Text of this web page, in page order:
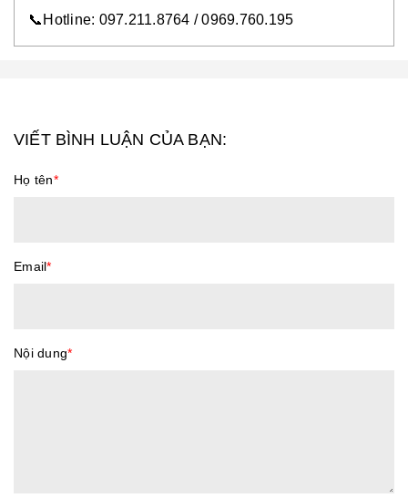
📞 Hotline: 097.211.8764 / 0969.760.195
VIẾT BÌNH LUẬN CỦA BẠN:
Họ tên*
Email*
Nội dung*